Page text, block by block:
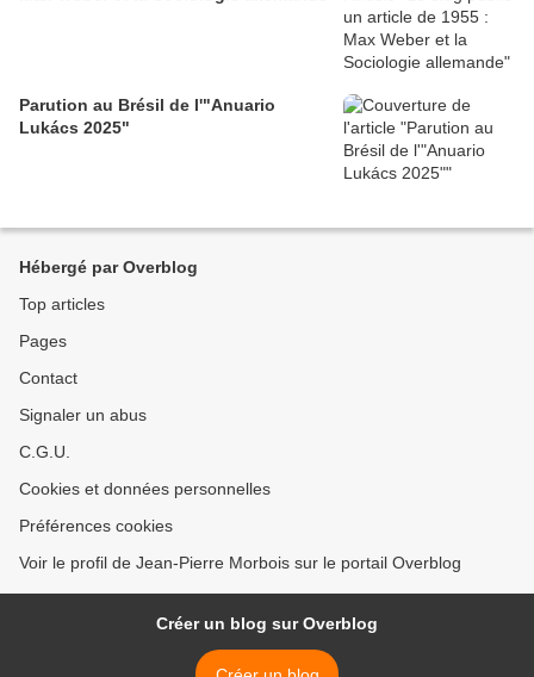
Parution au Brésil de l'"Anuario
Lukács 2025"
Hébergé par Overblog
Top articles
Pages
Contact
Signaler un abus
C.G.U.
Cookies et données personnelles
Préférences cookies
Voir le profil de Jean-Pierre Morbois sur le portail Overblog
Créer un blog sur Overblog